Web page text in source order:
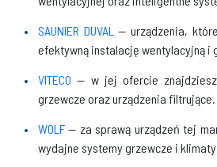
SAUNIER DUVAL — urządzenia,
efektywną instalację wentylacyjną i
VITECO — w jej ofercie
grzewcze oraz urządzenia filtrujące.
WOLF — za sprawą urządzeń tej
wydajne systemy grzewcze i